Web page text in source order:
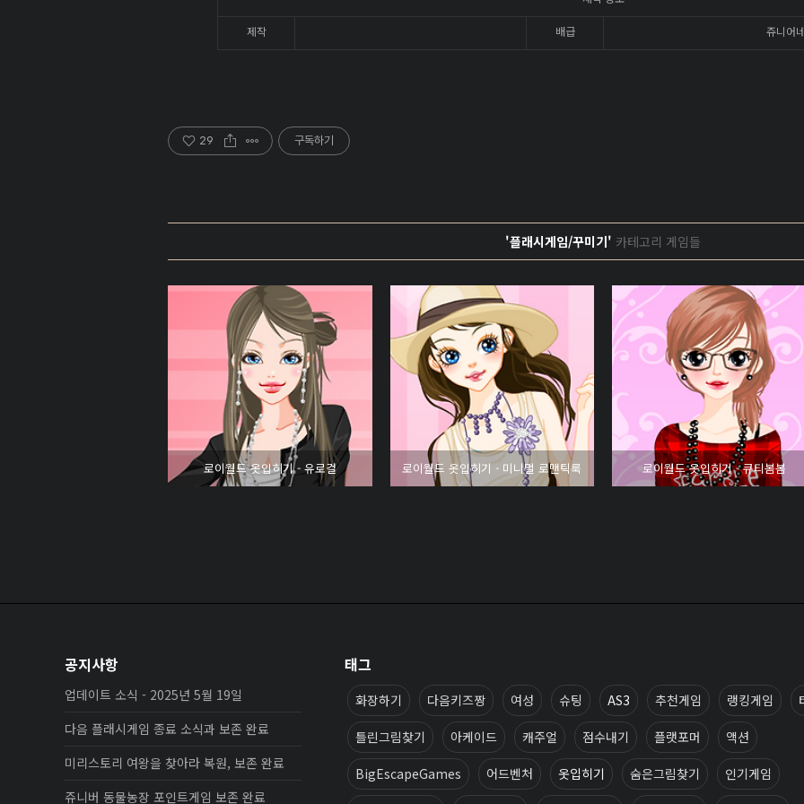
제작 배급 쥬니어
29 구독하기
'플래시게임/꾸미기' 카테고리 게임들
로이월드 옷입히기 - 유로걸 로이월드 옷입히기 - 미니멀 로맨틱룩 로이월드 옷입히기 - 큐티봄봄
공지사항
업데이트 소식 - 2025년 5월 19일
다음 플래시게임 종료 소식과 보존 완료
미리스토리 여왕을 찾아라 복원, 보존 완료
쥬니버 동물농장 포인트게임 보존 완료
태그
화장하기 다음키즈짱 여성 슈팅 AS3 추천게임 랭킹게임
틀린그림찾기 아케이드 캐주얼 점수내기 플랫포머 액션
BigEscapeGames 어드벤처 옷입히기 숨은그림찾기 인기게임